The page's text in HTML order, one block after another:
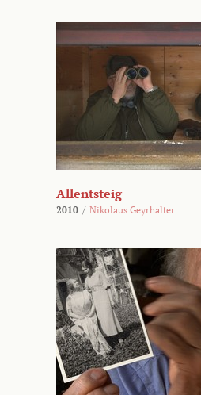
Allentsteig
2010 / Nikolaus Geyrhalter